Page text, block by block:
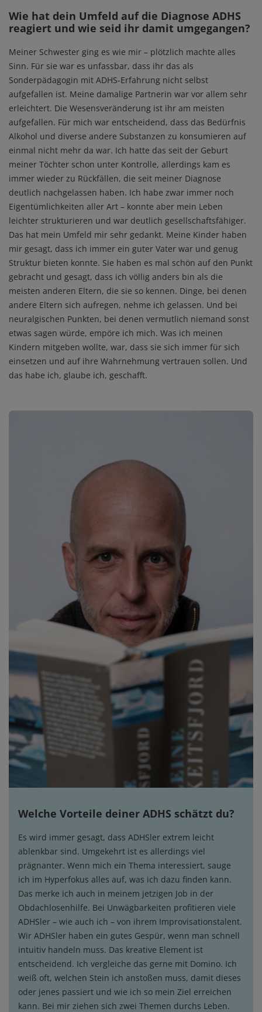
Wie hat dein Umfeld auf die Diagnose ADHS
reagiert und wie seid ihr damit umgegangen?
Meiner Schwester ging es wie mir – plötzlich machte alles
Sinn. Für sie war es unfassbar, dass ihr das als
Sonderpädagogin mit ADHS-Erfahrung nicht selbst
aufgefallen ist. Meine damalige Partnerin war vor allem sehr
erleichtert. Die Wesensveränderung ist ihr am meisten
aufgefallen. Für mich war entscheidend, dass das Bedürfnis
Alkohol und diverse andere Substanzen zu konsumieren auf
einmal nicht mehr da war. Ich hatte das seit der Geburt
meiner Töchter schon unter Kontrolle, allerdings kam es
immer wieder zu Rückfällen, die seit meiner Diagnose
deutlich nachgelassen haben. Ich habe zwar immer noch
Eigentümlichkeiten aller Art – konnte aber mein Leben
leichter strukturieren und war deutlich gesellschaftsfähiger.
Das hat mein Umfeld mir sehr gedankt. Meine Kinder haben
mir gesagt, dass ich immer ein guter Vater war und genug
Struktur bieten konnte. Sie haben es mal schön auf den Punkt
gebracht und gesagt, dass ich völlig anders bin als die
meisten anderen Eltern, die sie so kennen. Dinge, bei denen
andere Eltern sich aufregen, nehme ich gelassen. Und bei
neuralgischen Punkten, bei denen vermutlich niemand sonst
etwas sagen würde, empöre ich mich. Was ich meinen
Kindern mitgeben wollte, war, dass sie sich immer für sich
einsetzen und auf ihre Wahrnehmung vertrauen sollen. Und
das habe ich, glaube ich, geschafft.
Welche Vorteile deiner ADHS schätzt du?
Es wird immer gesagt, dass ADHSler extrem leicht
ablenkbar sind. Umgekehrt ist es allerdings viel
prägnanter. Wenn mich ein Thema interessiert, sauge
ich im Hyperfokus alles auf, was ich dazu finden kann.
Das merke ich auch in meinem jetzigen Job in der
Obdachlosenhilfe. Bei Unwägbarkeiten profitieren viele
ADHSler – wie auch ich – von ihrem Improvisationstalent.
Wir ADHSler haben ein gutes Gespür, wenn man schnell
intuitiv handeln muss. Das kreative Element ist
entscheidend. Ich vergleiche das gerne mit Domino. Ich
weiß oft, welchen Stein ich anstoßen muss, damit dieses
oder jenes passiert und wie ich so mein Ziel erreichen
kann. Bei mir ziehen sich zwei Themen durchs Leben.